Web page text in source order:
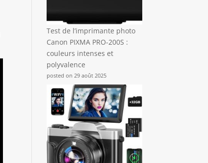
Test de l’imprimante photo
Canon PIXMA PRO-200S :
couleurs intenses et
polyvalence
posted on 29 août 2025